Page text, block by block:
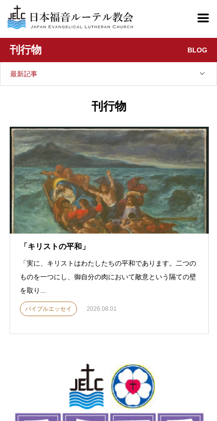
刊行物 BLOG
最新記事
刊行物
「キリストの平和」
「実に、キリストはわたしたちの平和であります。二つの
ものを一つにし、御自分の肉において敵意という隔ての壁
を取り...
バイブルエッセイ 2026.08.01